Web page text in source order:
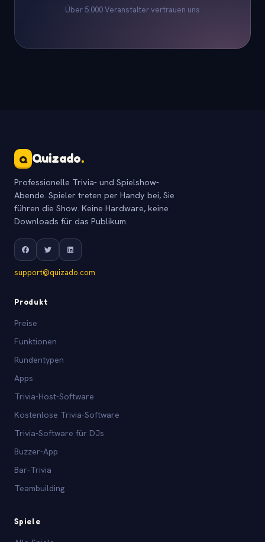
Über 5.000 Veranstalter vertrauen uns
Q Quizado.
Professionelle Trivia- und Spielshow-
Abende. Spieler treten per Handy bei, Sie
führen die Show. Keine Hardware, keine
Downloads für das Publikum.
support@quizado.com
Produkt
Preise
Funktionen
Rundentypen
Apps
Trivia-Host-Software
Kostenlose Trivia-Software
Trivia-Software für DJs
Buzzer-App
Bar-Trivia
Teambuilding
Spiele